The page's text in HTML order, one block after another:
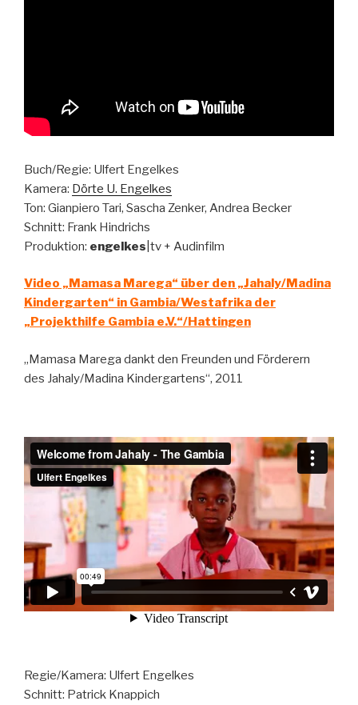
Buch/Regie: Ulfert Engelkes
Kamera: Dörte U. Engelkes
Ton: Gianpiero Tari, Sascha Zenker, Andrea Becker
Schnitt: Frank Hindrichs
Produktion: engelkes |tv + Audinfilm
Video „Mamasa Marega“ über den „Jahaly/Madina
Kindergarten“ in Gambia/Westafrika der
„Projekthilfe Gambia e.V.“/Hattingen
„Mamasa Marega dankt den Freunden und Förderern
des Jahaly/Madina Kindergartens“, 2011
Regie/Kamera: Ulfert Engelkes
Schnitt: Patrick Knappich